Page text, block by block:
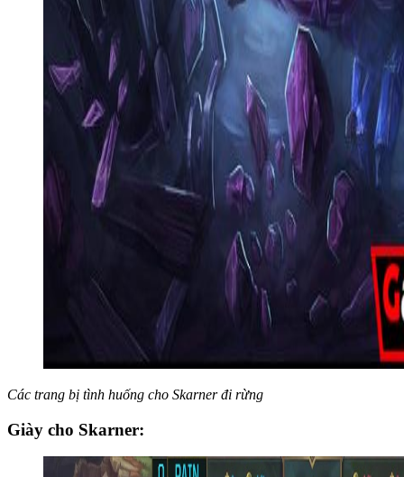
Các trang bị tình huống cho Skarner đi rừng
Giày cho Skarner: